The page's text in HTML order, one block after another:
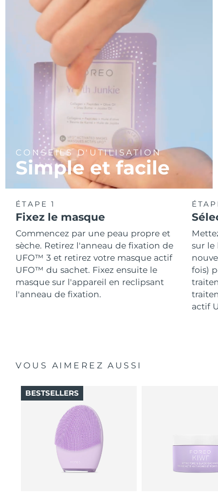
CONSEILS D'UTILISATION
Simple et facile
ÉTAPE 1
Fixez le masque
Commencez par une peau propre et
sèche. Retirez l'anneau de fixation de
UFO™ 3 et retirez votre masque actif
UFO™ du sachet. Fixez ensuite le
masque sur l'appareil en reclipsant
l'anneau de fixation.
sur le
fois)
actif
VOUS AIMEREZ AUSSI
BESTSELLERS